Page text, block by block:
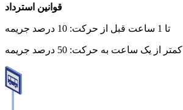
قوانین استرداد
تا 1 ساعت قبل از حرکت: 10 درصد جریمه
کمتر از یک ساعت به حرکت: 50 درصد جریمه